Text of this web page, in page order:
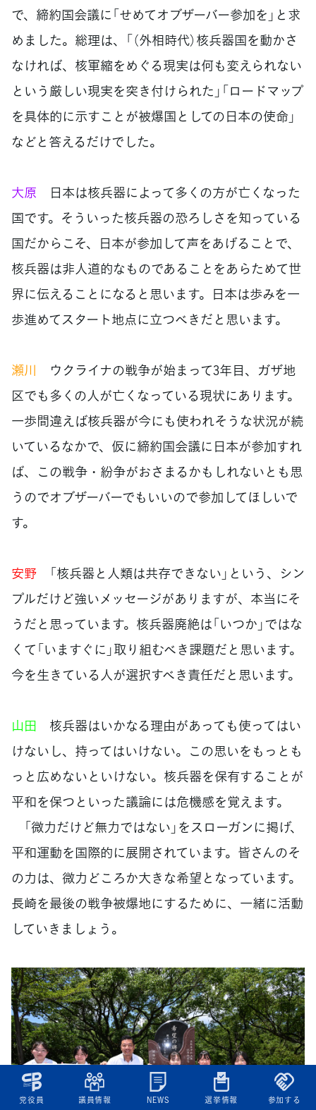
党役員 議員情報 NEWS 選挙情報 参加する
で、締約国会議に「せめてオブザーバー参加を」と求
めました。総理は、「（外相時代）核兵器国を動かさ
なければ、核軍縮をめぐる現実は何も変えられない
という厳しい現実を突き付けられた」「ロードマップ
を具体的に示すことが被爆国としての日本の使命」
などと答えるだけでした。
大原 日本は核兵器によって多くの方が亡くなった
国です。そういった核兵器の恐ろしさを知っている
国だからこそ、日本が参加して声をあげることで、
核兵器は非人道的なものであることをあらためて世
界に伝えることになると思います。日本は歩みを一
歩進めてスタート地点に立つべきだと思います。
瀬川 ウクライナの戦争が始まって3年目、ガザ地
区でも多くの人が亡くなっている現状にあります。
一歩間違えば核兵器が今にも使われそうな状況が続
いているなかで、仮に締約国会議に日本が参加すれ
ば、この戦争・紛争がおさまるかもしれないとも思
うのでオブザーバーでもいいので参加してほしいで
す。
安野 「核兵器と人類は共存できない」という、シン
プルだけど強いメッセージがありますが、本当にそ
うだと思っています。核兵器廃絶は「いつか」ではな
くて「いますぐに」取り組むべき課題だと思います。
今を生きている人が選択すべき責任だと思います。
山田 核兵器はいかなる理由があっても使ってはい
けないし、持ってはいけない。この思いをもっとも
っと広めないといけない。核兵器を保有することが
平和を保つといった議論には危機感を覚えます。
「微力だけど無力ではない」をスローガンに掲げ、
平和運動を国際的に展開されています。皆さんのそ
の力は、微力どころか大きな希望となっています。
長崎を最後の戦争被爆地にするために、一緒に活動
していきましょう。